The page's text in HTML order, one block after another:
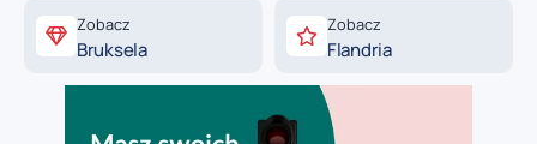
Zobacz
Bruksela
Zobacz
Flandria